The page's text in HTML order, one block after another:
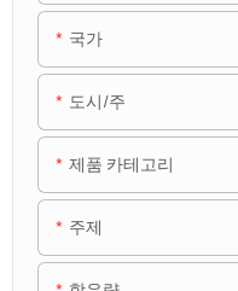
국가
도시/주
제품 카테고리
주제